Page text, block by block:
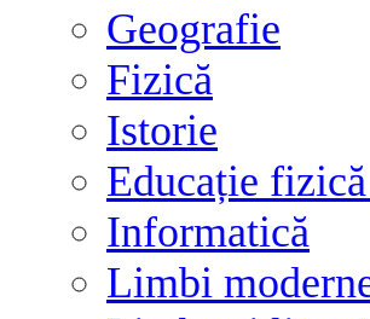
Geografie
Fizică
Istorie
Educație
Informatică
Limbi